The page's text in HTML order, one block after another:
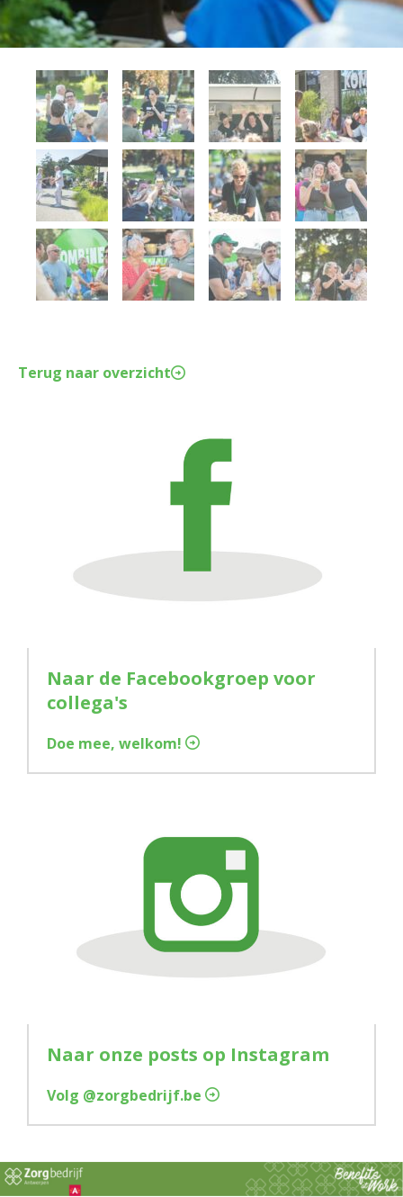
Terug naar overzicht
Naar de Facebookgroep voor
collega's
Doe mee, welkom!
Naar onze posts op Instagram
Volg @zorgbedrijf.be